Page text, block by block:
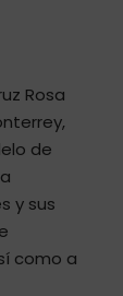
Rosa
de
y sus
como a